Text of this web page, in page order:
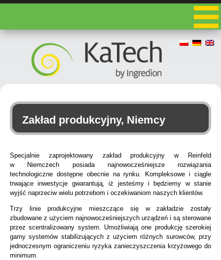
Zakład produkcyjny, Niemcy
Specjalnie zaprojektowany zakład produkcyjny w Reinfeld
w Niemczech posiada najnowocześniejsze rozwiązania
technologiczne dostępne obecnie na rynku. Kompleksowe i ciągle
trwające inwestycje gwarantują, iż jesteśmy i będziemy w stanie
wyjść naprzeciw wielu potrzebom i oczekiwaniom naszych klientów.
Trzy linie produkcyjne mieszczące się w zakładzie zostały
zbudowane z użyciem najnowocześniejszych urządzeń i są sterowane
przez scentralizowany system. Umożliwiają one produkcję szerokiej
gamy systemów stabilizujących z użyciem różnych surowców, przy
jednoczesnym ograniczeniu ryzyka zanieczyszczenia krzyżowego do
minimum.